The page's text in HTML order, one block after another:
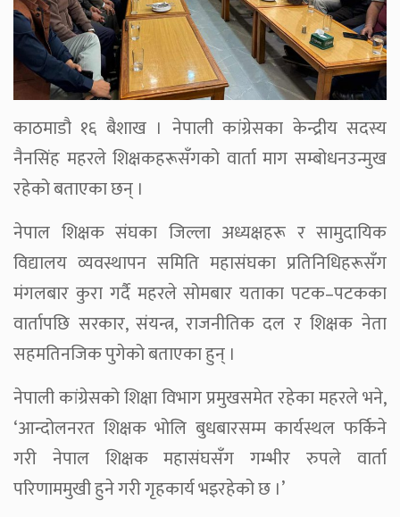
काठमाडौ १६ बैशाख । नेपाली कांग्रेसका केन्द्रीय सदस्य
नैनसिंह महरले शिक्षकहरूसँगको वार्ता माग सम्बोधनउन्मुख
रहेको बताएका छन् ।
नेपाल शिक्षक संघका जिल्ला अध्यक्षहरू र सामुदायिक
विद्यालय व्यवस्थापन समिति महासंघका प्रतिनिधिहरूसँग
मंगलबार कुरा गर्दै महरले सोमबार यताका पटक–पटकका
वार्तापछि सरकार, संयन्त्र, राजनीतिक दल र शिक्षक नेता
सहमतिनजिक पुगेको बताएका हुन् ।
नेपाली कांग्रेसको शिक्षा विभाग प्रमुखसमेत रहेका महरले भने,
‘आन्दोलनरत शिक्षक भोलि बुधबारसम्म कार्यस्थल फर्किने
गरी नेपाल शिक्षक महासंघसँग गम्भीर रुपले वार्ता
परिणाममुखी हुने गरी गृहकार्य भइरहेको छ ।’